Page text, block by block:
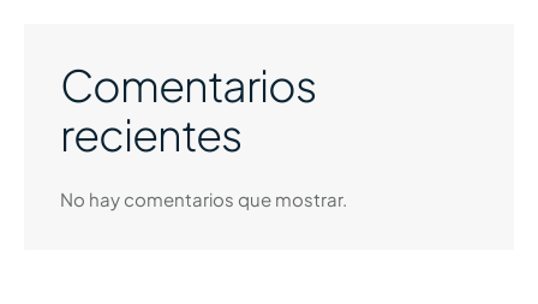
Comentarios
recientes
No hay comentarios que mostrar.